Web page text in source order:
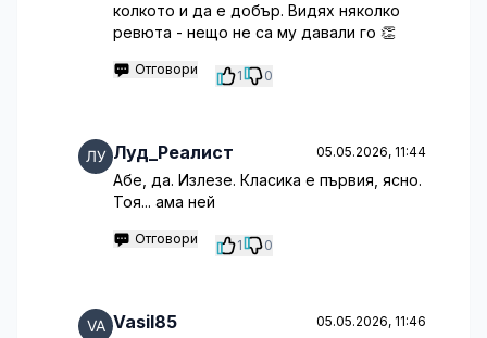
колкото и да е добър. Видях няколко
ревюта - нещо не са му давали го 👏
Отговори 1 0
Луд_Реалист 05.05.2026, 11:44
Абе, да. Излезе. Класика е първия, ясно.
Тоя... ама ней
Отговори 1 0
Vasil85 05.05.2026, 11:46